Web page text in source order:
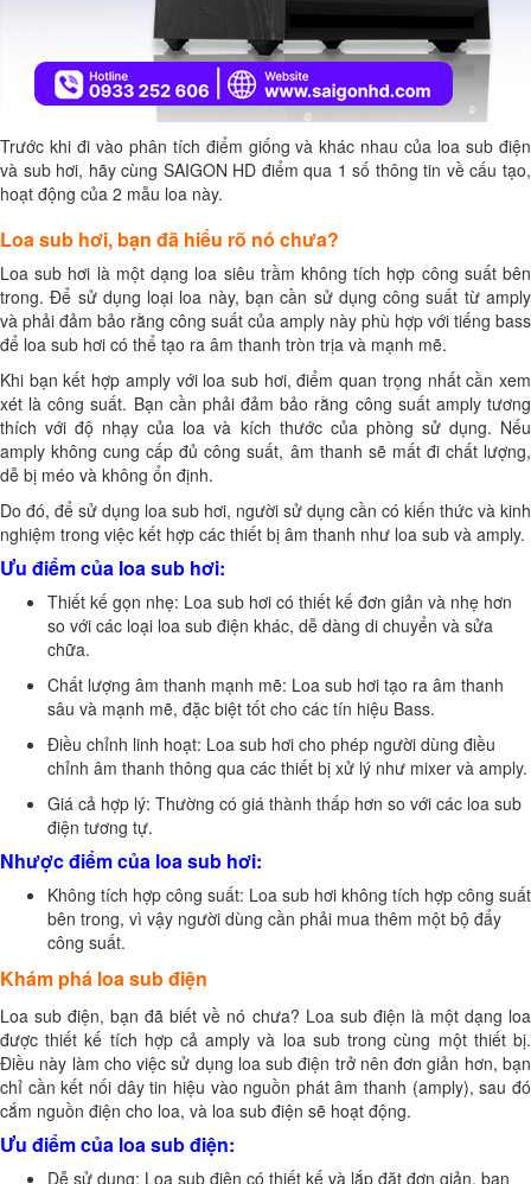
Trước khi đi vào phân tích điểm giống và khác nhau của loa sub điện
và sub hơi, hãy cùng SAIGON HD điểm qua 1 số thông tin về cấu tạo,
hoạt động của 2 mẫu loa này.
Loa sub hơi, bạn đã hiểu rõ nó chưa?
Loa sub hơi là một dạng loa siêu trầm không tích hợp công suất bên
trong. Để sử dụng loại loa này, bạn cần sử dụng công suất từ amply
và phải đảm bảo rằng công suất của amply này phù hợp với tiếng bass
để loa sub hơi có thể tạo ra âm thanh tròn trịa và mạnh mẽ.
Khi bạn kết hợp amply với loa sub hơi, điểm quan trọng nhất cần xem
xét là công suất. Bạn cần phải đảm bảo rằng công suất amply tương
thích với độ nhạy của loa và kích thước của phòng sử dụng. Nếu
amply không cung cấp đủ công suất, âm thanh sẽ mất đi chất lượng,
dễ bị méo và không ổn định.
Do đó, để sử dụng loa sub hơi, người sử dụng cần có kiến thức và kinh
nghiệm trong việc kết hợp các thiết bị âm thanh như loa sub và amply.
Ưu điểm của loa sub hơi:
Thiết kế gọn nhẹ: Loa sub hơi có thiết kế đơn giản và nhẹ hơn
so với các loại loa sub điện khác, dễ dàng di chuyển và sửa
chữa.
Chất lượng âm thanh mạnh mẽ: Loa sub hơi tạo ra âm thanh
sâu và mạnh mẽ, đặc biệt tốt cho các tín hiệu Bass.
Điều chỉnh linh hoạt: Loa sub hơi cho phép người dùng điều
chỉnh âm thanh thông qua các thiết bị xử lý như mixer và amply.
Giá cả hợp lý: Thường có giá thành thấp hơn so với các loa sub
điện tương tự.
Nhược điểm của loa sub hơi:
Không tích hợp công suất: Loa sub hơi không tích hợp công suất
bên trong, vì vậy người dùng cần phải mua thêm một bộ đẩy
công suất.
Khám phá loa sub điện
Loa sub điện, bạn đã biết về nó chưa? Loa sub điện là một dạng loa
được thiết kế tích hợp cả amply và loa sub trong cùng một thiết bị.
Điều này làm cho việc sử dụng loa sub điện trở nên đơn giản hơn, bạn
chỉ cần kết nối dây tin hiệu vào nguồn phát âm thanh (amply), sau đó
cắm nguồn điện cho loa, và loa sub điện sẽ hoạt động.
Ưu điểm của loa sub điện:
Dễ sử dụng: Loa sub điện có thiết kế và lắp đặt đơn giản, bạn